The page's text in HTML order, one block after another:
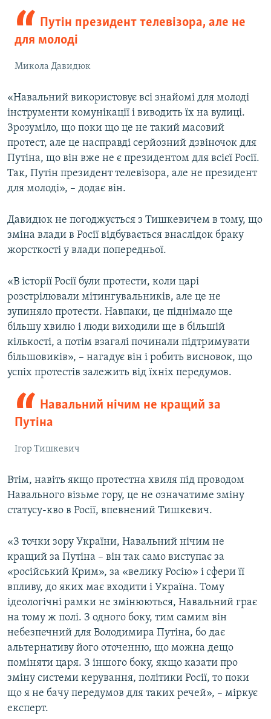
Путін президент телевізора, але не
для молоді
Микола Давидюк
«Навальний використовує всі знайомі для молоді
інструменти комунікації і виводить їх на вулиці.
Зрозуміло, що поки що це не такий масовий
протест, але це насправді серйозний дзвіночок для
Путіна, що він вже не є президентом для всієї Росії.
Так, Путін президент телевізора, але не президент
для молоді», – додає він.
Давидюк не погоджується з Тишкевичем в тому, що
зміна влади в Росії відбувається внаслідок браку
жорсткості у влади попередньої.
«В історії Росії були протести, коли царі
розстрілювали мітингувальників, але це не
зупиняло протести. Навпаки, це піднімало ще
більшу хвилю і люди виходили ще в більшій
кількості, а потім взагалі починали підтримувати
більшовиків», – нагадує він і робить висновок, що
успіх протестів залежить від їхніх передумов.
Навальний нічим не кращий за
Путіна
Ігор Тишкевич
Втім, навіть якщо протестна хвиля під проводом
Навального візьме гору, це не означатиме зміну
статусу-кво в Росії, впевнений Тишкевич.
«З точки зору України, Навальний нічим не
кращий за Путіна – він так само виступає за
«російський Крим», за «велику Росію» і сфери її
впливу, до яких має входити і Україна. Тому
ідеологічні рамки не змінюються, Навальний грає
на тому ж полі. З одного боку, тим самим він
небезпечний для Володимира Путіна, бо дає
альтернативу його оточенню, що можна дещо
поміняти царя. З іншого боку, якщо казати про
зміну системи керування, політики Росії, то поки
що я не бачу передумов для таких речей», – міркує
експерт.